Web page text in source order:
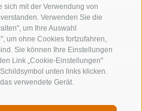
sich mit der Verwendung von
Verwenden Sie die
um Ihre Auswahl
um ohne Cookies fortzufahren,
Sie können Ihre Einstellungen
Link „Cookie-Einstellungen"
unten links klicken.
verwendete Gerät.
BETRIEBE